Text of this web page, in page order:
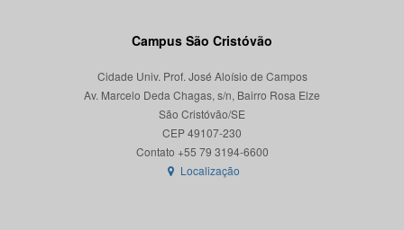
Campus São Cristóvão
Cidade Univ. Prof. José Aloísio de Campos
Av. Marcelo Deda Chagas, s/n, Bairro Rosa Elze
São Cristóvão/SE
CEP 49107-230
Localização